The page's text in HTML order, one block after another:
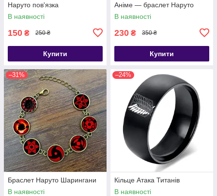
Наруто пов'язка
В наявності
150 ₴ 250 ₴
Купити
Аніме — браслет Наруто
В наявності
230 ₴ 350 ₴
Купити
–31%
Браслет Наруто Шарингани
В наявності
–24%
Кільце Атака Титанів
В наявності